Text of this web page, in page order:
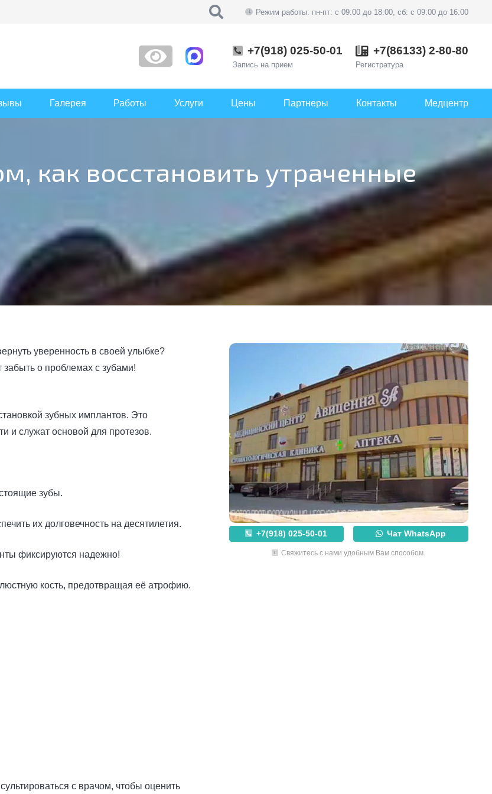
Режим работы: пн-пт: c 09:00 до 18:00, сб: c 09:00 до 16:00
+7(918) 025-50-01
Запись на прием
+7(86133) 2-80-80
Регистратура
Галерея Работы Услуги Цены Партнеры Контакты Медцентр
как восстановить утраченные
уверенность в своей улыбке?
о проблемах с зубами!
зубных имплантов. Это
и служат основой для протезов.
зубы.
их долговечность на десятилетия.
фиксируются надежно!
кость, предотвращая её атрофию.
с врачом, чтобы оценить
+7(918) 025-50-01 Чат WhatsApp
Свяжитесь с нами удобным Вам способом.